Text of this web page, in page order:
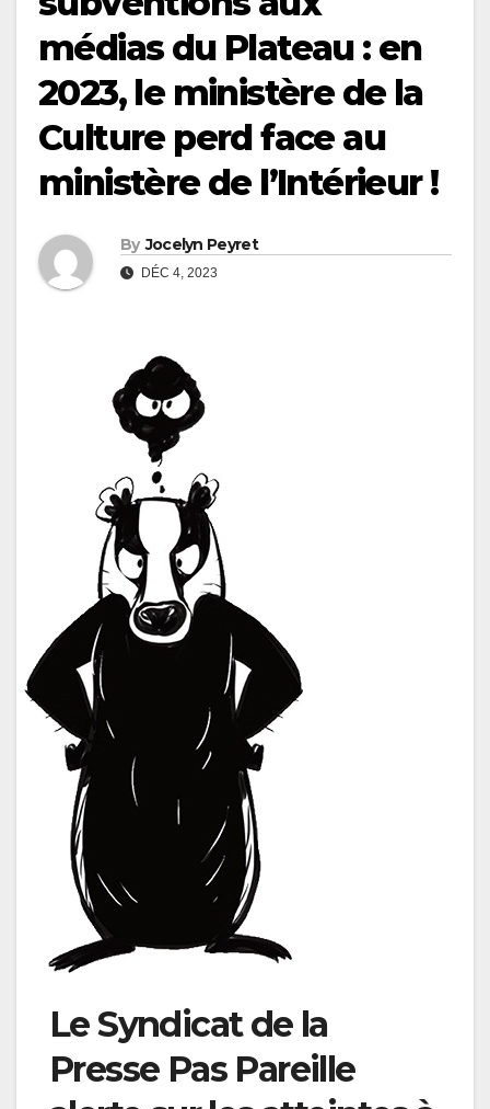
médias du Plateau : en
2023, le ministère de la
Culture perd face au
ministère de l’Intérieur !
By Jocelyn Peyret
DÉC 4, 2023
Le Syndicat de la
Presse Pas Pareille